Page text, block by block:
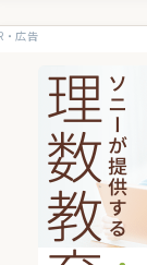
・広告